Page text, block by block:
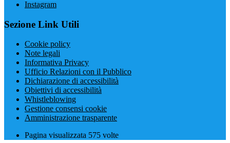
Instagram
Sezione Link Utili
Cookie policy
Note legali
Informativa Privacy
Ufficio Relazioni con il Pubblico
Dichiarazione di accessibilità
Obiettivi di accessibilità
Whistleblowing
Gestione consensi cookie
Amministrazione trasparente
Pagina visualizzata 575 volte